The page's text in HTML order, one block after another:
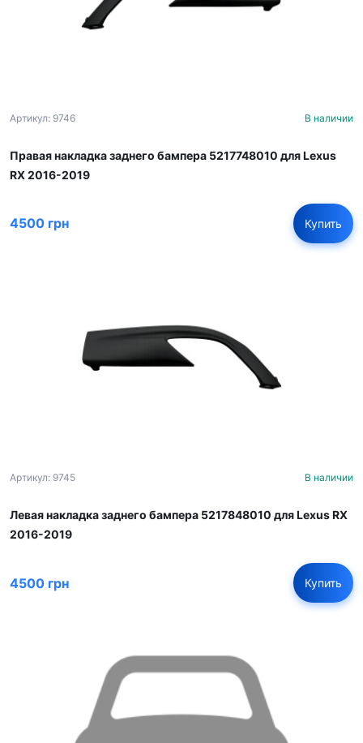
Артикул: 9746 В наличии
Правая накладка заднего бампера 5217748010 для Lexus
RX 2016-2019
4500 грн Купить
Артикул: 9745 В наличии
Левая накладка заднего бампера 5217848010 для Lexus RX
2016-2019
4500 грн Купить